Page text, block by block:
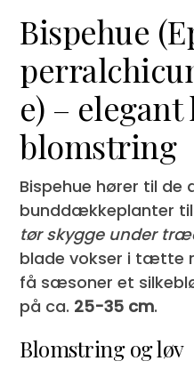
Bispehue
e) –
blomstring
Bispehue hører til
bunddækkeplanter
tør skygge under
blade vokser i tætte
få sæsoner et
på ca. 25-35 cm.
Blomstring og løv